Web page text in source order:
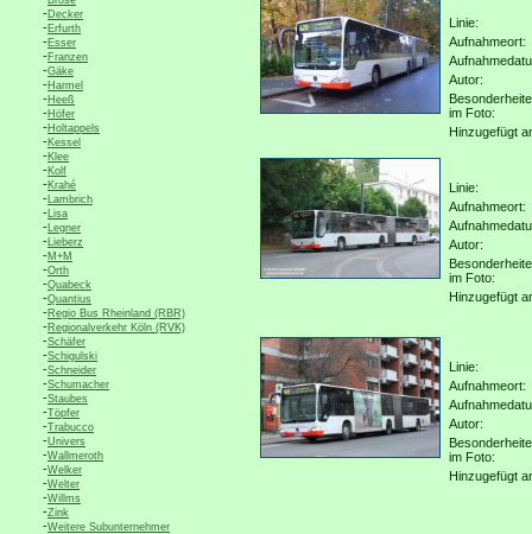
-Decker
-Erfurth
-Esser
-Franzen
-Gäke
-Harmel
-Heeß
-Höfer
-Holtappels
-Kessel
-Klee
-Kolf
-Krahé
-Lambrich
-Lisa
-Legner
-Lieberz
-M+M
-Orth
-Quabeck
-Quantius
-Regio Bus Rheinland (RBR)
-Regionalverkehr Köln (RVK)
-Schäfer
-Schigulski
-Schneider
-Schumacher
-Staubes
-Töpfer
-Trabucco
-Univers
-Wallmeroth
-Welker
-Welter
-Willms
-Zink
-Weitere Subunternehmer
Linie:
Aufnahmeort:
Autor:
im Foto:
Hinzugefügt
Linie:
Aufnahmeort:
Autor:
im Foto:
Hinzugefügt
Linie:
Aufnahmeort:
Autor:
im Foto:
Hinzugefügt